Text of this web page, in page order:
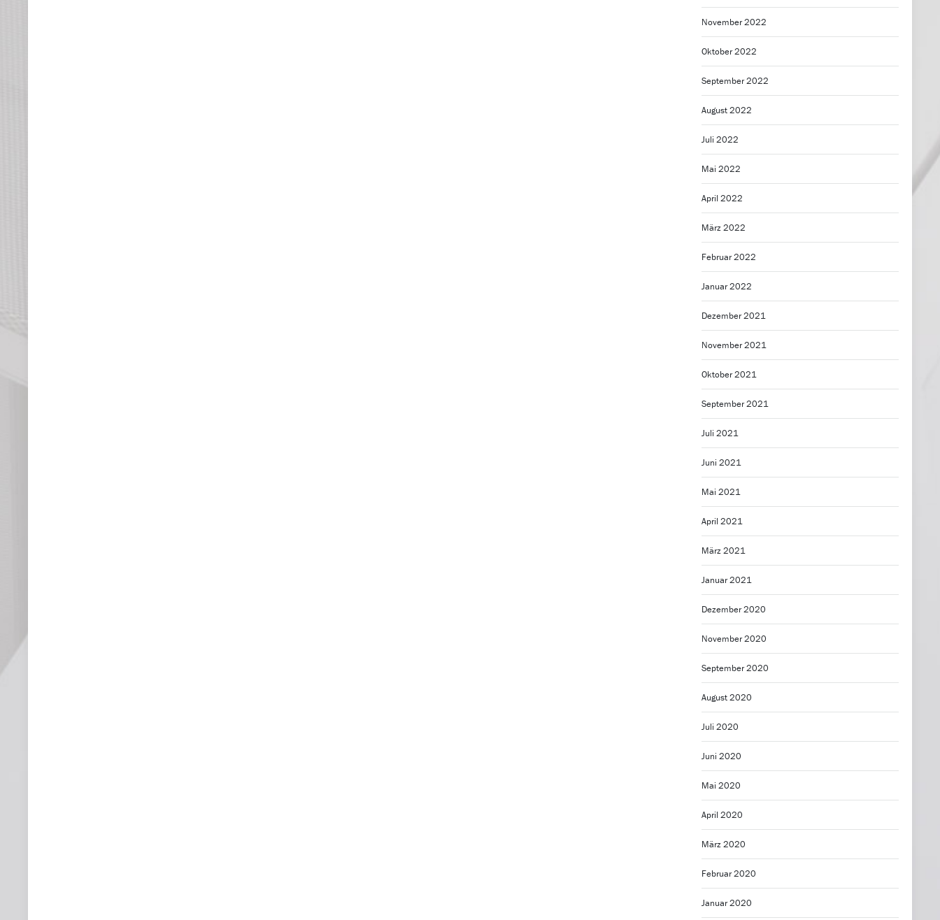
November 2022
Oktober 2022
September 2022
August 2022
Juli 2022
Mai 2022
April 2022
März 2022
Februar 2022
Januar 2022
Dezember 2021
November 2021
Oktober 2021
September 2021
Juli 2021
Juni 2021
Mai 2021
April 2021
März 2021
Januar 2021
Dezember 2020
November 2020
September 2020
August 2020
Juli 2020
Juni 2020
Mai 2020
April 2020
März 2020
Februar 2020
Januar 2020